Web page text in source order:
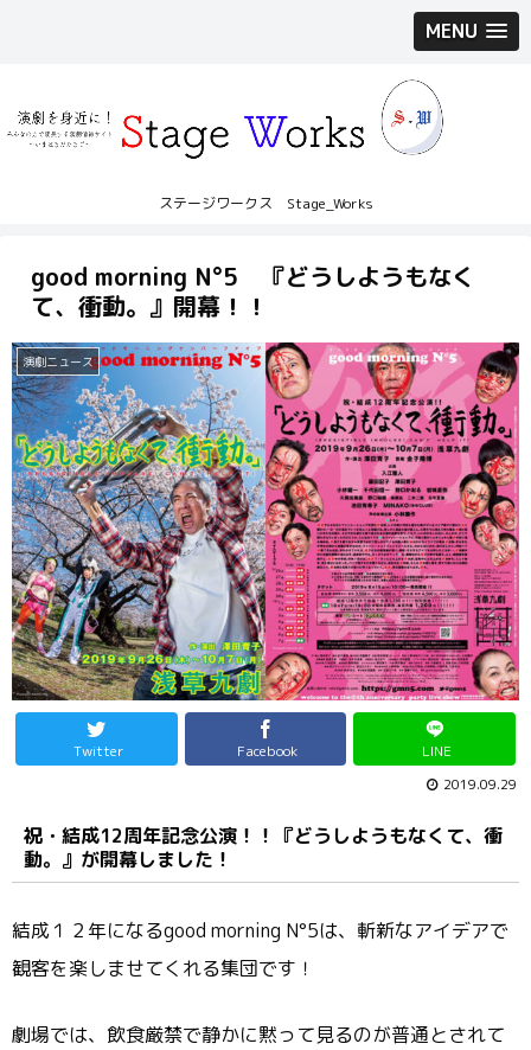
MENU
ステージワークス Stage_Works
good morning N°5 『どうしようもなく
て、衝動。』開幕！！
演劇ニュース
Twitter Facebook LINE
2019.09.29
祝・結成12周年記念公演！！『どうしようもなくて、衝
動。』が開幕しました！
結成１２年になるgood morning N°5は、斬新なアイデアで
観客を楽しませてくれる集団です！
劇場では、飲食厳禁で静かに黙って見るのが普通とされて